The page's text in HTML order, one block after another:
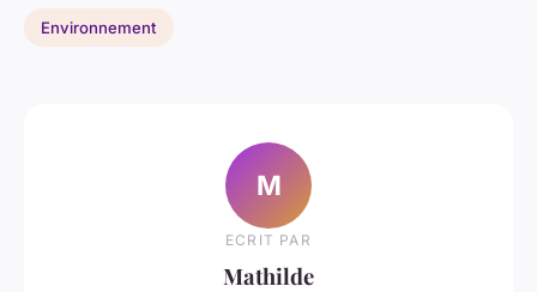
Environnement
M
ECRIT PAR
Mathilde